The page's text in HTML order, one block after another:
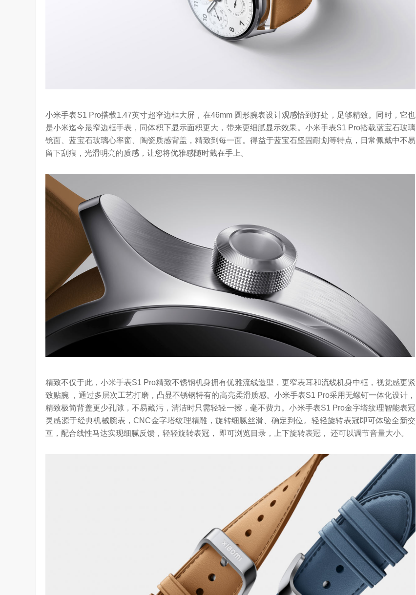
小米手表S1 Pro搭载1.47英寸超窄边框大屏，在46mm 圆形腕表设计观感恰到好处，足够精致。同时，它也
是小米迄今最窄边框手表，同体积下显示面积更大，带来更细腻显示效果。小米手表S1 Pro搭载蓝宝石玻璃
镜面、蓝宝石玻璃心率窗、陶瓷质感背盖，精致到每一面。得益于蓝宝石坚固耐划等特点，日常佩戴中不易
留下刮痕，光滑明亮的质感，让您将优雅感随时戴在手上。
精致不仅于此，小米手表S1 Pro精致不锈钢机身拥有优雅流线造型，更窄表耳和流线机身中框，视觉感更紧
致贴腕 ，通过多层次工艺打磨，凸显不锈钢特有的高亮柔滑质感。小米手表S1 Pro采用无螺钉一体化设计，
精致极简背盖更少孔隙，不易藏污，清洁时只需轻轻一擦，毫不费力。小米手表S1 Pro金字塔纹理智能表冠
灵感源于经典机械腕表，CNC金字塔纹理精雕，旋转细腻丝滑、确定到位。轻轻旋转表冠即可体验全新交
互，配合线性马达实现细腻反馈，轻轻旋转表冠， 即可浏览目录，上下旋转表冠， 还可以调节音量大小。